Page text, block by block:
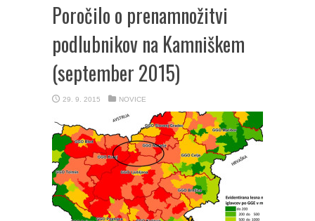
Poročilo o prenamnožitvi
podlubnikov na Kamniškem
(september 2015)
29. 9. 2015 NOVICE